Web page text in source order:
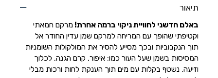
תיאור
באלם חדשני לחוויית ניקוי ברמה אחרת! מרקם חמאתי
וקטיפתי שהופך עם המריחה למרקם שמן עדין החודר אל
תוך הנקבוביות ובכך מסייע להסיר את המולקולות השומניות
המסיסות בשמן שעל העור כמו: איפור, קרם הגנה, לכלוך
וזיעה. נשטף בקלות עם מים תוך הענקת לחות ורכות מבלי